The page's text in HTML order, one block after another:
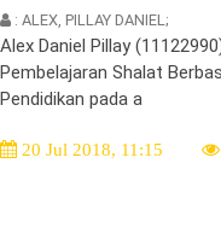
: ALEX, PILLAY DANIEL;
Alex Daniel Pillay
Pembelajaran Shalat
Pendidikan pada a
20 Jul 2018, 11:15